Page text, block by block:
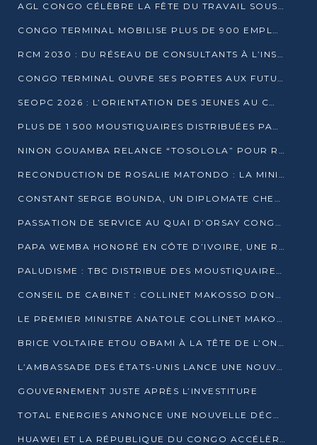
AGL CONGO CÉLÈBRE LA FÊTE DU TRAVAIL SOUS LE SIGNE DE LA COHÉSION
CONGO TERMINAL MOBILISE PLUS DE 900 EMPLOYÉS AUTOUR DE LA SÉCURITÉ AU TRAVAIL
RCM 2030 : DU RÉSEAU DE CONSULTANTS À L’INSTRUMENT DE PUISSANCE EN AFRIQUE FRANCOPHONE
CONGO TERMINAL OUVRE SES PORTES AUX FUTURS INGÉNIEURS AU FORUM DES MÉTIERS D’UCAC-ICAM
SEOPC 2026 : L’ORIENTATION DES JEUNES AU CŒUR DE LA DEUXIÈME ÉDITION
PLUS DE 1 500 MOUSTIQUAIRES DISTRIBUÉES PAR AGL ET CONGO TERMINAL DANS LA LUTTE CONTRE LE PALUDISME
NINON GOUAMBA RELANCE “TOSOLOLA” POUR RENFORCER LE DIALOGUE AVEC LES CITOYENS
RECONDUCTION DE ROSALIE MATONDO : LA MINISTRE PROMET D’ACCÉLÉRER LE TRAITEMENT DES DOSSIERS ET DE RELEVER DE NOUVEAUX DÉFIS
CONSTANT SERGE BOUNDA, UN DIPLOMATE CHEVRONNÉ AUX COMMANDES DES AFFAIRES ÉTRANGÈRES
PASSATION DE SERVICE AU QUAI D’ORSAY CONGOLAIS : GAKOSSO PASSE LE FLAMBEAU À BOUNDA
PAPA WEMBA HONORÉ EN CÔTE D’IVOIRE, UNE RUE PORTE DÉSORMAIS SON NOM
PALUDISME : TBC DISTRIBUE DES MOUSTIQUAIRES DANS DEUX CSI DE BRAZZAVILLE
CONSEIL DE CABINET : COLLINET MAKOSSO DONNE SES DERNIÈRES ORIENTATIONS
LE PREMIER MINISTRE ANATOLE COLLINET MAKOSSO DÉMISSIONNE AVEC SON GOUVERNEMENT
BRICE VOLTAIRE ETOU OBAMI À LA TÊTE DE L’ONEC-C POUR TROIS ANS
L’AMBASSADE DES ÉTATS-UNIS LANCE UNE NOUVELLE COHORTE DU PROGRAMME ACCESS MICRO-SCHOLARSHIP
GOUVERNEMENT JUSTE APRÈS L’INVESTITURE
TOTAL ENERGIES ANNONCE UNE NOUVELLE DÉCOUVERTE D’HYDROCARBURES SUR LE PERMIS MOHO AU LARGE DU CONGO
HUAWEI ET LA RÉPUBLIQUE DU CONGO ACCÉLÈRENT LEUR PARTENARIAT